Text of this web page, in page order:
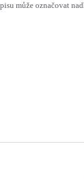
může označovat